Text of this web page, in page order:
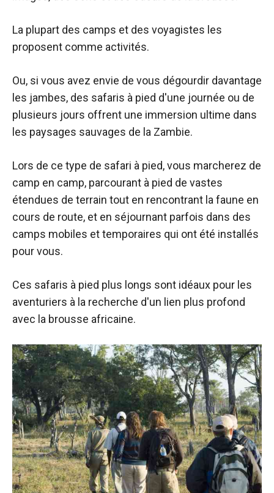
La plupart des camps et des voyagistes les
proposent comme activités.
Ou, si vous avez envie de vous dégourdir davantage
les jambes, des safaris à pied d'une journée ou de
plusieurs jours offrent une immersion ultime dans
les paysages sauvages de la Zambie.
Lors de ce type de safari à pied, vous marcherez de
camp en camp, parcourant à pied de vastes
étendues de terrain tout en rencontrant la faune en
cours de route, et en séjournant parfois dans des
camps mobiles et temporaires qui ont été installés
pour vous.
Ces safaris à pied plus longs sont idéaux pour les
aventuriers à la recherche d'un lien plus profond
avec la brousse africaine.